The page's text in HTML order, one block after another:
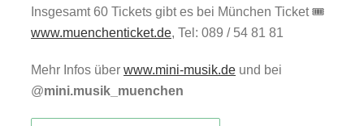
Insgesamt 60 Tickets gibt es bei München Ticket 🎟
www.muenchenticket.de, Tel: 089 / 54 81 81
Mehr Infos über www.mini-musik.de und bei
@mini.musik_muenchen